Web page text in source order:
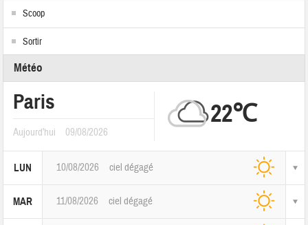
Scoop
Sortir
Météo
Paris
Aujourd'hui 09/08/2026
22℃
LUN 10/08/2026 ciel dégagé
MAR 11/08/2026 ciel dégagé